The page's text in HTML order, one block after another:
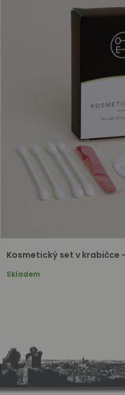
Kosmetický set v krabičce
Skladem